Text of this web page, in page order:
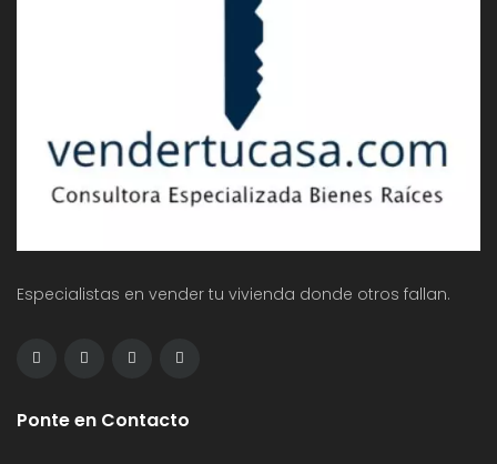
Especialistas en vender tu vivienda donde otros fallan.
Ponte en Contacto